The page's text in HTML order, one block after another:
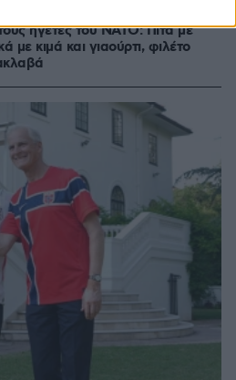
ηγέτες του ΝΑΤΟ: Πίτα με
με κιμά και γιαούρτι, φιλέτο